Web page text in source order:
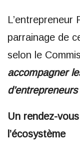
L’entrepreneur
parrainage de
selon le
accompagner
d’entrepreneurs
Un rendez-
l’écosystème